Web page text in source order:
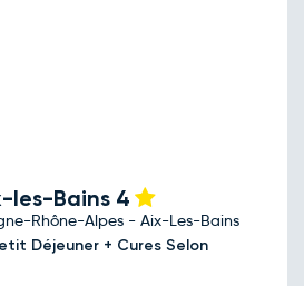
les-Bains 4
Rhône-Alpes - Aix-Les-Bains
Déjeuner + Cures Selon